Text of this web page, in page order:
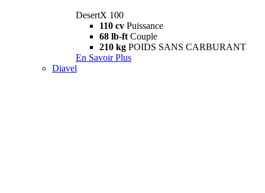
DesertX 100
110 cv Puissance
68 lb-ft Couple
210 kg POIDS SANS CARBURANT
En Savoir Plus
Diavel